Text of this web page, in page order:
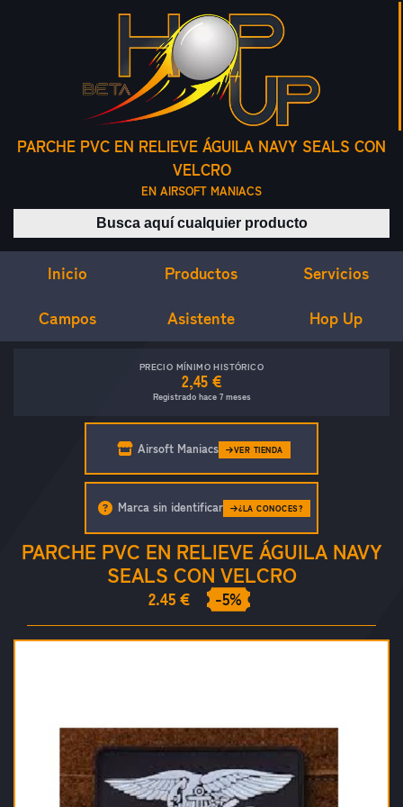
PARCHE PVC EN RELIEVE ÁGUILA NAVY SEALS CON
VELCRO
EN AIRSOFT MANIACS
Buscar productos
Inicio Productos Servicios
Campos Asistente Hop Up
PRECIO MÍNIMO HISTÓRICO
2,45 €
Registrado hace 7 meses
Airsoft Maniacs VER TIENDA
PARCHE PVC EN RELIEVE ÁGUILA NAVY
SEALS CON VELCRO
2.45 € -5%
Marca sin identificar ¿LA CONOCES?